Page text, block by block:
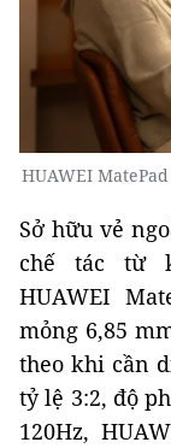
HUAWEI
Sở hữu vẻ
chế tác từ
HUAWEI
mỏng 6,85
theo khi cần
tỷ lệ 3:2, độ
120Hz,